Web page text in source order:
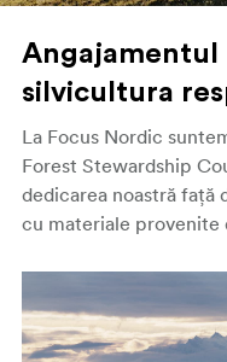
Angajamentul
silvicultura
La Focus Nordic
Forest Stewardship
dedicarea noastră față
cu materiale provenite